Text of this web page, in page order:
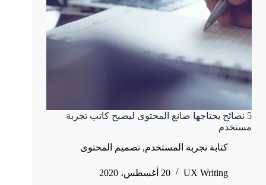
5 نصائح يحتاجها صانع المحتوى ليصبح كاتب تجربة
مستخدم
كتابة تجربة المستخدم, تصميم المحتوى
UX Writing 20 أغسطس، 2020